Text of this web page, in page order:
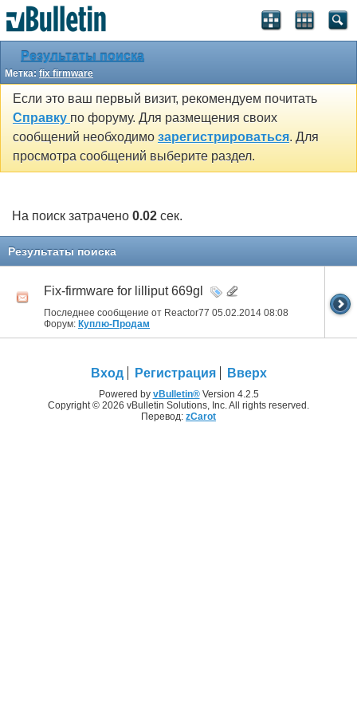
Результаты поиска
Метка: fix firmware
Если это ваш первый визит, рекомендуем почитать
Справку по форуму. Для размещения своих
сообщений необходимо зарегистрироваться. Для
просмотра сообщений выберите раздел.
На поиск затрачено 0.02 сек.
Результаты поиска
Fix-firmware for lilliput 669gl
Последнее сообщение от Reactor77 05.02.2014 08:08
Форум: Куплю-Продам
Вход Регистрация Вверх
Powered by vBulletin®Version 4.2.5
Copyright © 2026 vBulletin Solutions, Inc. All rights reserved.
Перевод: zCarot